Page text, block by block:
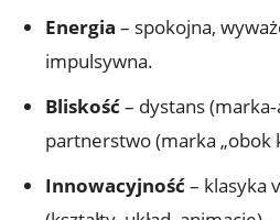
Energia – spokojna,
impulsywna.
Bliskość– dystans
partnerstwo (marka „obok
Innowacyjność– klasyka